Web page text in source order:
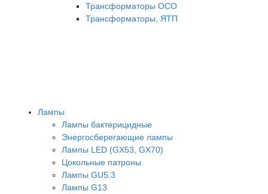
Трансформаторы ОСО
Трансформаторы, ЯТП
Лампы
Лампы бактерицидные
Энергосберегающие лампы
Лампы LED (GX53, GX70)
Цокольные патроны
Лампы GU5.3
Лампы G13